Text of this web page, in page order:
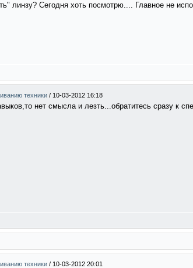
линзу? Сегодня хоть посмотрю.... Главное не
техники / 10-03-2012 16:18
нет смысла и лезть...обратитесь сразу к
техники / 10-03-2012 20:01